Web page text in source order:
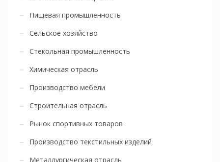
Пищевая промышленность
Сельское хозяйство
Стекольная промышленность
Химическая отрасль
Производство мебели
Строительная отрасль
Рынок спортивных товаров
Производство текстильных изделий
Металлургическая отрасль